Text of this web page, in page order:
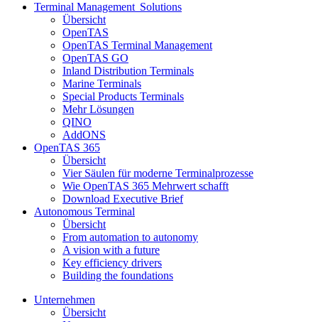
Terminal Management Solutions
Übersicht
OpenTAS
OpenTAS Terminal Management
OpenTAS GO
Inland Distribution Terminals
Marine Terminals
Special Products Terminals
Mehr Lösungen
QINO
AddONS
OpenTAS 365
Übersicht
Vier Säulen für moderne Terminalprozesse
Wie OpenTAS 365 Mehrwert schafft
Download Executive Brief
Autonomous Terminal
Übersicht
From automation to autonomy
A vision with a future
Key efficiency drivers
Building the foundations
Unternehmen
Übersicht